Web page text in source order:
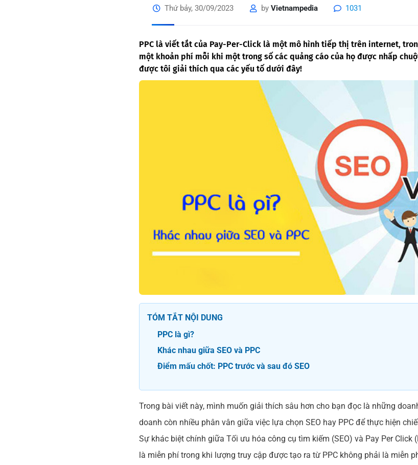
Thứ bảy, 30/09/2023 by Vietnampedia 1031
PPC là viết tắt của Pay-Per-Click là một mô hình tiếp thị trên internet,
một khoản phí mỗi khi một trong số các quảng cáo của họ được nhấp
được tôi giải thích qua các yếu tố dưới đây!
TÓM TẮT NỘI DUNG
PPC là gì?
Khác nhau giữa SEO và PPC
Điểm mấu chốt: PPC trước và sau đó SEO
Trong bài viết này, mình muốn giải thích sâu hơn cho bạn đọc là những
doanh còn nhiều phân vân giữa việc lựa chọn SEO hay PPC để thực hiện
Sự khác biệt chính giữa Tối ưu hóa công cụ tìm kiếm (SEO) và Pay Per Click
là miễn phí trong khi lượng truy cập được tạo ra từ PPC không phải là miễn